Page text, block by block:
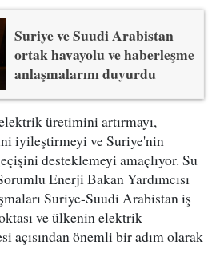
Suriye ve Suudi Arabistan
ortak havayolu ve haberleşme
anlaşmalarını duyurdu
üretimini artırmayı,
iyileştirmeyi ve Suriye'nin
desteklemeyi amaçlıyor. Su
Enerji Bakan Yardımcısı
Suriye-Suudi Arabistan iş
ve ülkenin elektrik
açısından önemli bir adım olarak